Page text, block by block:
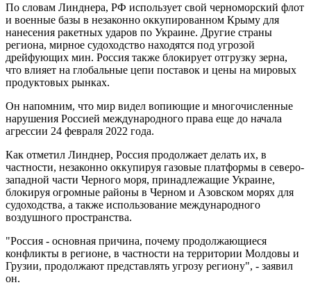
По словам Линднера, РФ использует свой черноморский флот
и военные базы в незаконно оккупированном Крыму для
нанесения ракетных ударов по Украине. Другие страны
региона, мирное судоходство находятся под угрозой
дрейфующих мин. Россия также блокирует отгрузку зерна,
что влияет на глобальные цепи поставок и цены на мировых
продуктовых рынках.
Он напомним, что мир видел вопиющие и многочисленные
нарушения Россией международного права еще до начала
агрессии 24 февраля 2022 года.
Как отметил Линднер, Россия продолжает делать их, в
частности, незаконно оккупируя газовые платформы в северо-
западной части Черного моря, принадлежащие Украине,
блокируя огромные районы в Черном и Азовском морях для
судоходства, а также использование международного
воздушного пространства.
"Россия - основная причина, почему продолжающиеся
конфликты в регионе, в частности на территории Молдовы и
Грузии, продолжают представлять угрозу региону", - заявил
он.